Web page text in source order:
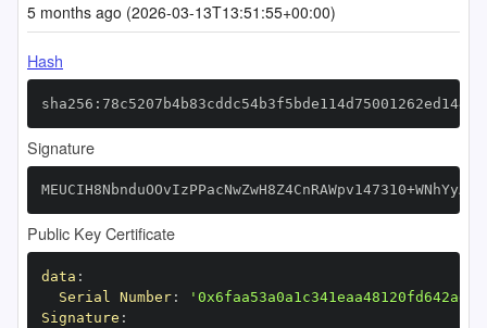
5 months ago (2026-03-13T13:51:55+00:00)
Hash
Signature
Public Key Certificate
data :
Serial Number:
Signature :